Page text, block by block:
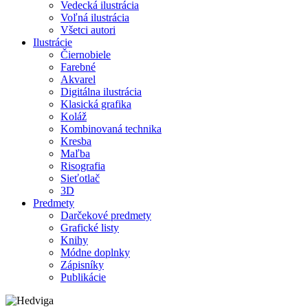
Vedecká ilustrácia
Voľná ilustrácia
Všetci autori
Ilustrácie
Čiernobiele
Farebné
Akvarel
Digitálna ilustrácia
Klasická grafika
Koláž
Kombinovaná technika
Kresba
Maľba
Risografia
Sieťotlač
3D
Predmety
Darčekové predmety
Grafické listy
Knihy
Módne doplnky
Zápisníky
Publikácie